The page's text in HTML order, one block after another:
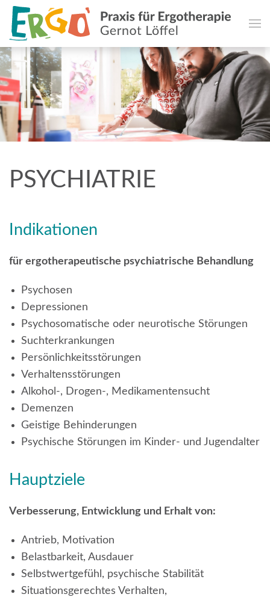
PSYCHIATRIE
Indikationen
für ergotherapeutische psychiatrische Behandlung
Psychosen
Depressionen
Psychosomatische oder neurotische Störungen
Suchterkrankungen
Persönlichkeitsstörungen
Verhaltensstörungen
Alkohol-, Drogen-, Medikamentensucht
Demenzen
Geistige Behinderungen
Psychische Störungen im Kinder- und Jugendalter
Hauptziele
Verbesserung, Entwicklung und Erhalt von:
Antrieb, Motivation
Belastbarkeit, Ausdauer
Selbstwertgefühl, psychische Stabilität
Situationsgerechtes Verhalten,